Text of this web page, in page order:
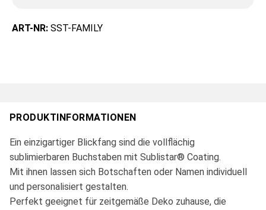
ART-NR: SST-FAMILY
PRODUKTINFORMATIONEN
Ein einzigartiger Blickfang sind die vollflächig
sublimierbaren Buchstaben mit Sublistar® Coating.
Mit ihnen lassen sich Botschaften oder Namen individuell
und personalisiert gestalten.
Perfekt geeignet für zeitgemäße Deko zuhause, die